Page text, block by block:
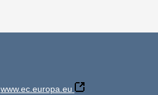
www.ec.europa.eu